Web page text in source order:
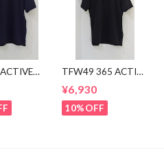
TFW49 365 ACTIVE
POLO
¥6,930
10%OFF